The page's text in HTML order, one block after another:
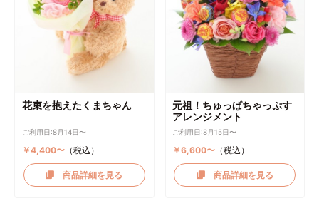
花束を抱えたくまちゃん
ご利用日:8月14日〜
￥4,400〜（税込）
商品詳細を見る
元祖！ちゅっぱちゃっぷす
アレンジメント
ご利用日:8月15日〜
￥6,600〜 （税込）
商品詳細を見る